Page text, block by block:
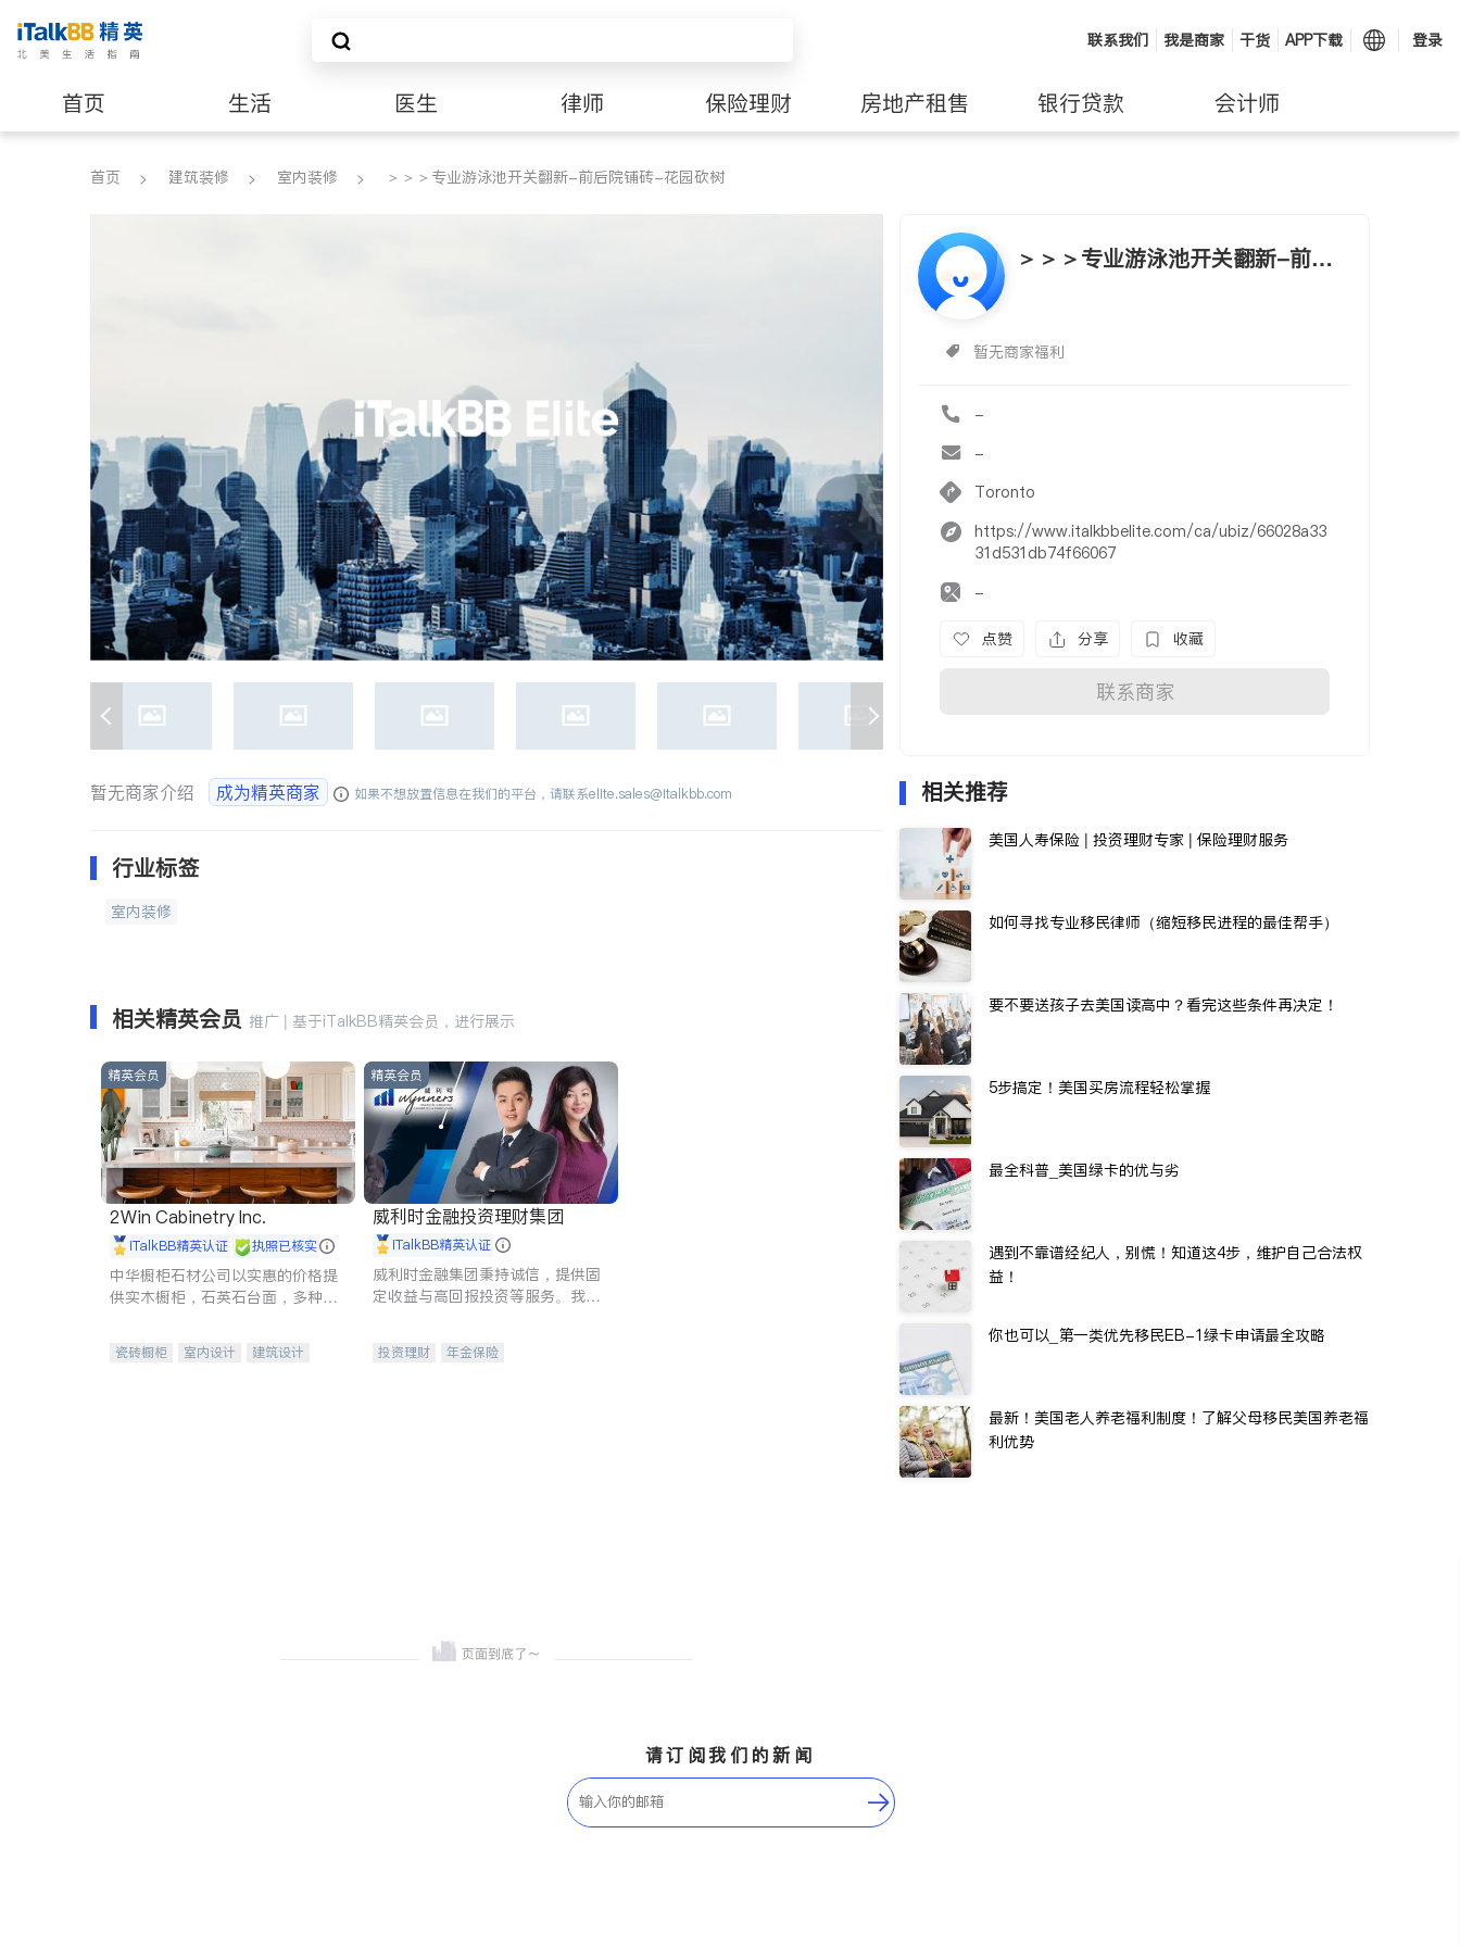
联系我们 我是商家 干货 APP下载 登录
首页 生活 医生 律师 保险理财 房地产租售 银行贷款 会计师
建筑装修
首页 建筑装修 室内装修 ＞＞＞专业游泳池开关翻新-前后院铺砖-花园砍树
＞＞＞专业游泳池开关翻新-前后
暂无商家福利
-
-
Toronto
https://www.italkbbelite.com/ca/ubiz/66028a33
31d531db74f66067
-
点赞 分享 收藏
联系商家
暂无商家介绍 成为精英商家 如果不想放置信息在我们的平台，请联系elite.sales@italkbb.com
行业标签
室内装修
相关精英会员 推广 | 基于iTalkBB精英会员，进行展示
精英会员
2Win Cabinetry Inc.
iTalkBB精英认证 执照已核实
中华橱柜石材公司以实惠的价格提
供实木橱柜，石英石台面，多种优
机。品质厨房，家的选择。
瓷砖橱柜 室内设计
建筑设计
精英会员
威利时金融投资理财集团
iTalkBB精英认证
威利时金融集团秉持诚信，提供固
定收益与高回报投资等服务。我们
元化组合，助力客户实现目标
投资理财
年金保险
相关推荐
美国人寿保险 | 投资理财专家 | 保险理财服务
如何寻找专业移民律师（缩短移民进程的最佳帮手）
要不要送孩子去美国读高中？看完这些条件再决定！
5步搞定！美国买房流程轻松掌握
最全科普_美国绿卡的优与劣
遇到不靠谱经纪人，别慌！知道这4步，维护自己合法权
益！
你也可以_第一类优先移民EB-1绿卡申请最全攻略
最新！美国老人养老福利制度！了解父母移民美国养老福
利优势
请订阅我们的新闻